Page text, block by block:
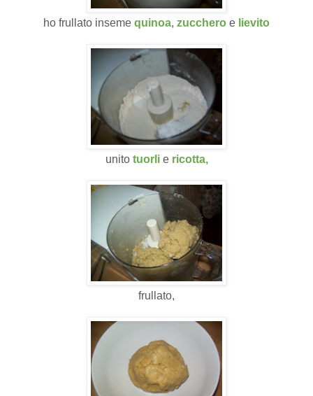
ho frullato inseme quinoa, zucchero e lievito
unito tuorli e ricotta,
frullato,